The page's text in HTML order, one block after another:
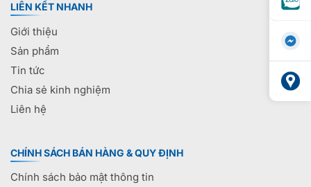
LIÊN KẾT NHANH
Giới thiệu
Sản phẩm
Tin tức
Chia sẻ kinh nghiệm
Liên hệ
CHÍNH SÁCH BÁN HÀNG & QUY ĐỊNH
Chính sách bảo mật thông tin